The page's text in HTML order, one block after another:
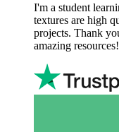
I'm a student
textures are high
projects. Thank
amazing resources!